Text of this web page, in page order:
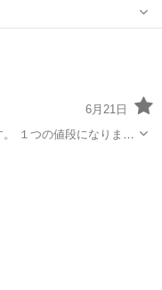
6月21日
１つの値段になりま